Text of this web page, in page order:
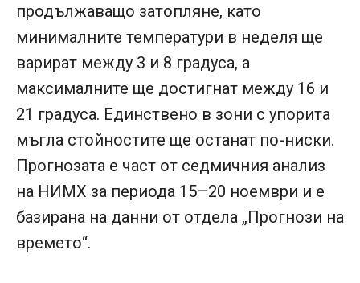
продължаващо затопляне, като
минималните температури в неделя ще
варират между 3 и 8 градуса, а
максималните ще достигнат между 16 и
21 градуса. Единствено в зони с упорита
мъгла стойностите ще останат по-ниски.
Прогнозата е част от седмичния анализ
на НИМХ за периода 15–20 ноември и е
базирана на данни от отдела „Прогнози на
времето“.